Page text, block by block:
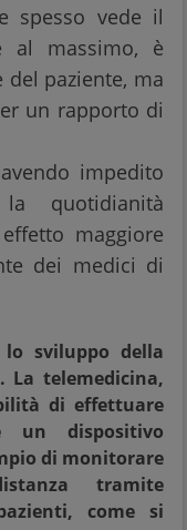
spesso vede il
al massimo, è
paziente, ma
un rapporto di
impedito
quotidianità
maggiore
dei medici di
sviluppo della
La telemedicina,
di effettuare
un dispositivo
di monitorare
tramite
come si